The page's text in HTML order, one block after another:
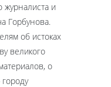
журналиста и
Горбунова.
об истоках
великого
о